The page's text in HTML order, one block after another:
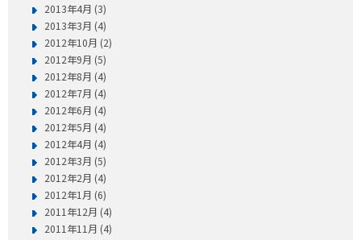
2013年4月 (3)
2013年3月 (4)
2012年10月 (2)
2012年9月 (5)
2012年8月 (4)
2012年7月 (4)
2012年6月 (4)
2012年5月 (4)
2012年4月 (4)
2012年3月 (5)
2012年2月 (4)
2012年1月 (6)
2011年12月 (4)
2011年11月 (4)